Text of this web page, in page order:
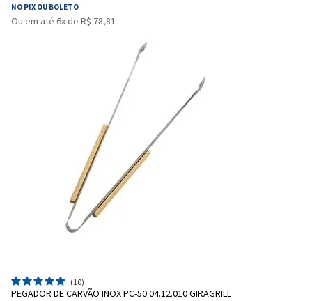
NO PIX OU BOLETO
Ou em até 6x de R$ 78,81
(10)
PEGADOR DE CARVÃO INOX PC-50 04.12.010 GIRAGRILL